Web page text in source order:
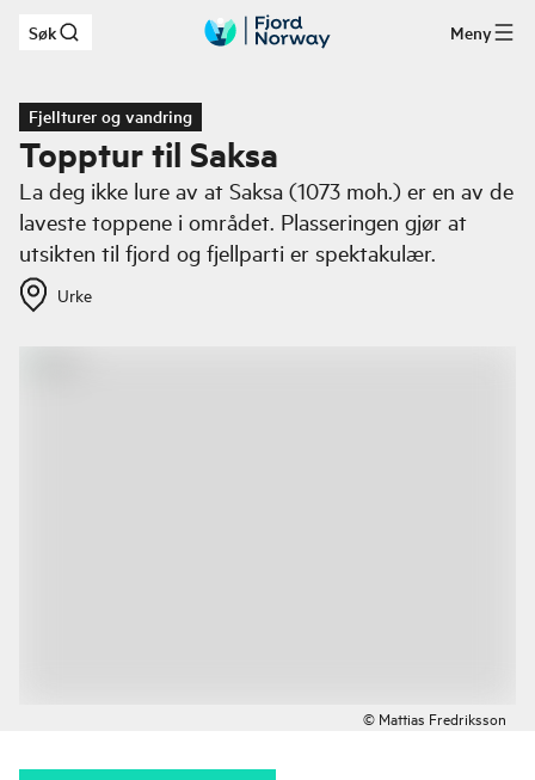
Hopp til hovedinnhold
Søk Meny
Fjellturer og vandring
Topptur til Saksa
La deg ikke lure av at Saksa (1073 moh.) er en av de
laveste toppene i området. Plasseringen gjør at
utsikten til fjord og fjellparti er spektakulær.
Urke
© Mattias Fredriksson